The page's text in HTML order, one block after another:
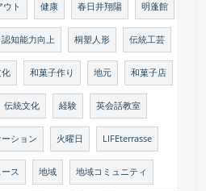
ウト 健康 春日井翔陽 明蓬館
認知能力向上 桐塑人形 伝統工芸
和菓子作り 地元 和菓子店
伝統文化 経験 英会話教室
ション 火曜日 LIFEterrasse
ス 地域 地域コミュニティ